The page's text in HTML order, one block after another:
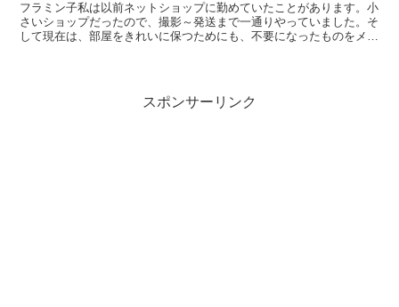
フラミン子私は以前ネットショップに勤めていたことがあります。小
さいショップだったので、撮影～発送まで一通りやっていました。そ
して現在は、部屋をきれいに保つためにも、不要になったものをメル
スポンサーリンク